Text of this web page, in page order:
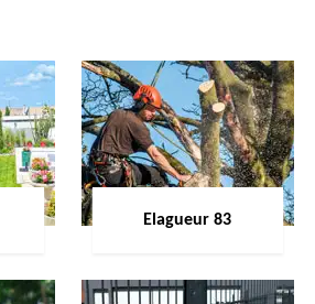
Elagueur 83